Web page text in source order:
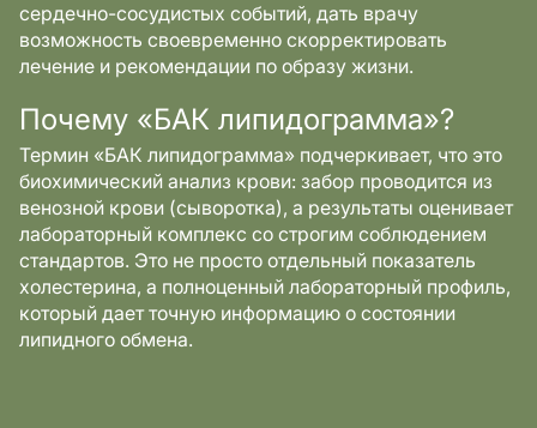
сердечно-сосудистых событий, дать врачу
возможность своевременно скорректировать
лечение и рекомендации по образу жизни.
Почему «БАК липидограмма»?
Термин «БАК липидограмма» подчеркивает, что это
биохимический анализ крови: забор проводится из
венозной крови (сыворотка), а результаты оценивает
лабораторный комплекс со строгим соблюдением
стандартов. Это не просто отдельный показатель
холестерина, а полноценный лабораторный профиль,
который дает точную информацию о состоянии
липидного обмена.